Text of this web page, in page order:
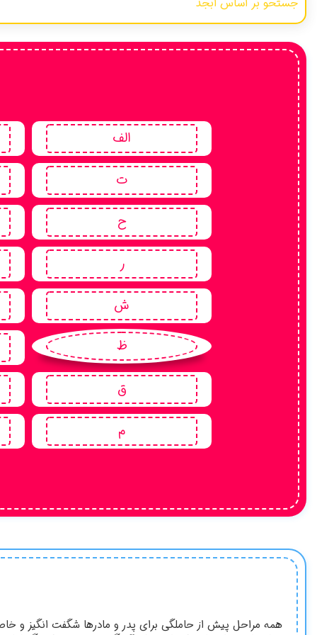
سانسکریت
یونانی
مغولی
زرتشتی
بلوچی
الف
ت
ح
ر
ش
ظ
ق
م
همه مراحل پیش از حاملگی برای پدر و مادرها شگفت انگیز